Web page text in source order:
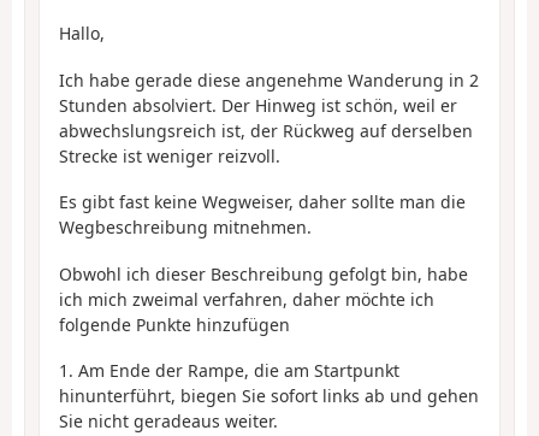
Hallo,
Ich habe gerade diese angenehme Wanderung in 2
Stunden absolviert. Der Hinweg ist schön, weil er
abwechslungsreich ist, der Rückweg auf derselben
Strecke ist weniger reizvoll.
Es gibt fast keine Wegweiser, daher sollte man die
Wegbeschreibung mitnehmen.
Obwohl ich dieser Beschreibung gefolgt bin, habe
ich mich zweimal verfahren, daher möchte ich
folgende Punkte hinzufügen
1. Am Ende der Rampe, die am Startpunkt
hinunterführt, biegen Sie sofort links ab und gehen
Sie nicht geradeaus weiter.